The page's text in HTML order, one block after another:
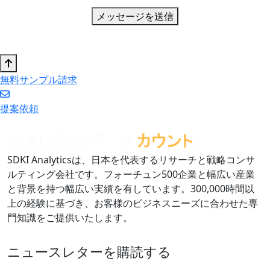
メッセージを送信
無料サンプル請求
提案依頼
SDKI Analyticsは、日本を代表するリサーチと戦略コンサ
ルティング会社です。フォーチュン500企業と幅広い産業
と背景を持つ幅広い実績を有しています。300,000時間以
上の経験に基づき、お客様のビジネスニーズに合わせた専
門知識をご提供いたします。
ニュースレターを購読する